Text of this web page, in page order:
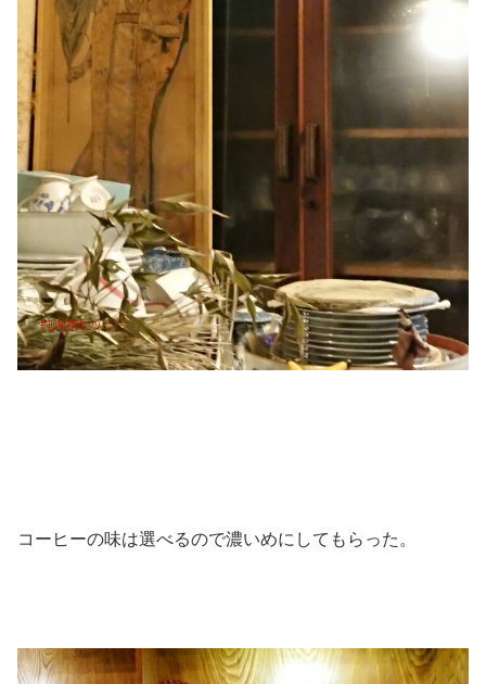
コーヒーの味は選べるので濃いめにしてもらった。